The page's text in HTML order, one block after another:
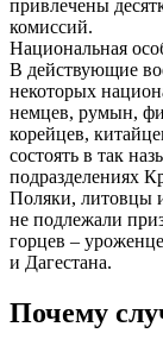
привлечены
комиссий.
Национальная
В действующие
некоторых
немцев, румын,
корейцев,
состоять в так
подразделениях
Поляки, литовцы
не подлежали
горцев –
и Дагестана.
Почему